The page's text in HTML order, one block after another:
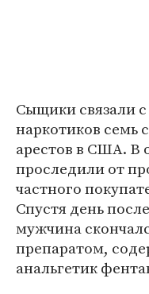
Сыщики связали
наркотиков семь
арестов в США. В
проследили от
частного
Спустя день
мужчина
препаратом,
анальгетик